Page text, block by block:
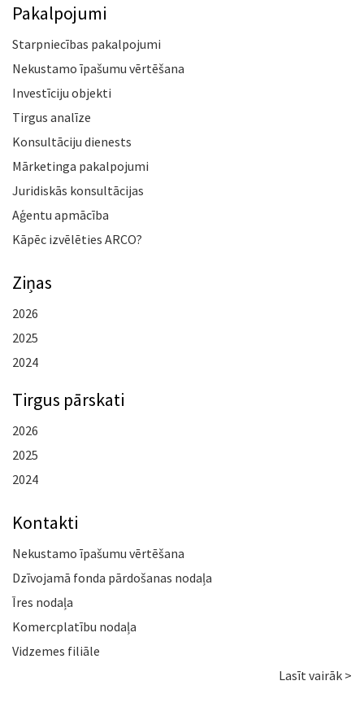
Pakalpojumi
Starpniecības pakalpojumi
Nekustamo īpašumu vērtēšana
Investīciju objekti
Tirgus analīze
Konsultāciju dienests
Mārketinga pakalpojumi
Juridiskās konsultācijas
Aģentu apmācība
Kāpēc izvēlēties ARCO?
Ziņas
2026
2025
2024
Tirgus pārskati
2026
2025
2024
Kontakti
Nekustamo īpašumu vērtēšana
Dzīvojamā fonda pārdošanas nodaļa
Īres nodaļa
Komercplatību nodaļa
Vidzemes filiāle
Lasīt vairāk >